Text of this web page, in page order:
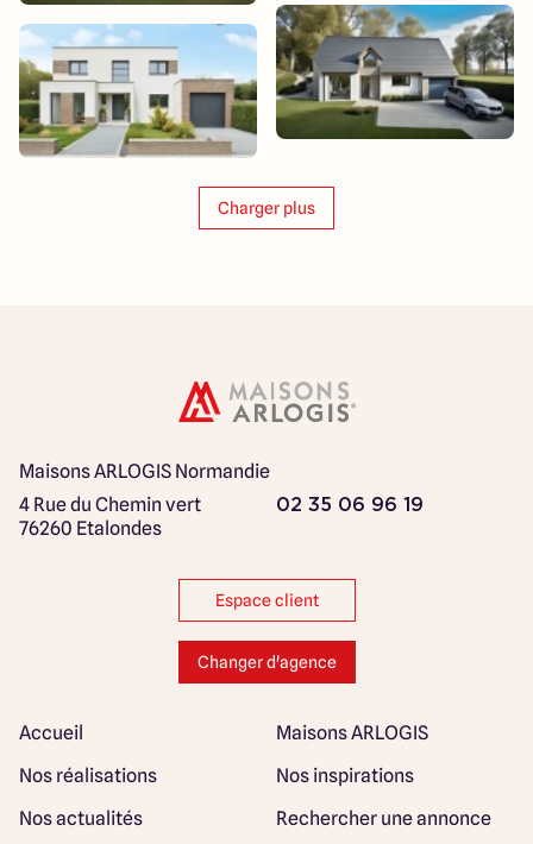
Charger plus
Maisons ARLOGIS Normandie
4 Rue du Chemin vert
76260 Etalondes
02 35 06 96 19
Espace client
Changer d'agence
Accueil
Maisons ARLOGIS
Nos réalisations
Nos inspirations
Nos actualités
Rechercher une annonce